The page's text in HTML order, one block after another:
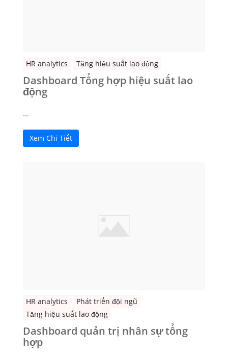
HR analytics Tăng hiệu suất lao động
Dashboard Tổng hợp hiệu suất lao
động
…
Xem Chi Tiết
HR analytics
Phát triển đội ngũ
Tăng hiệu suất lao động
Dashboard quản trị nhân sự tổng
hợp